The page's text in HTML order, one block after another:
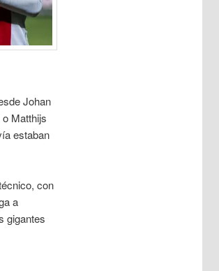
Johan
Matthijs
estaban
con
a
gigantes